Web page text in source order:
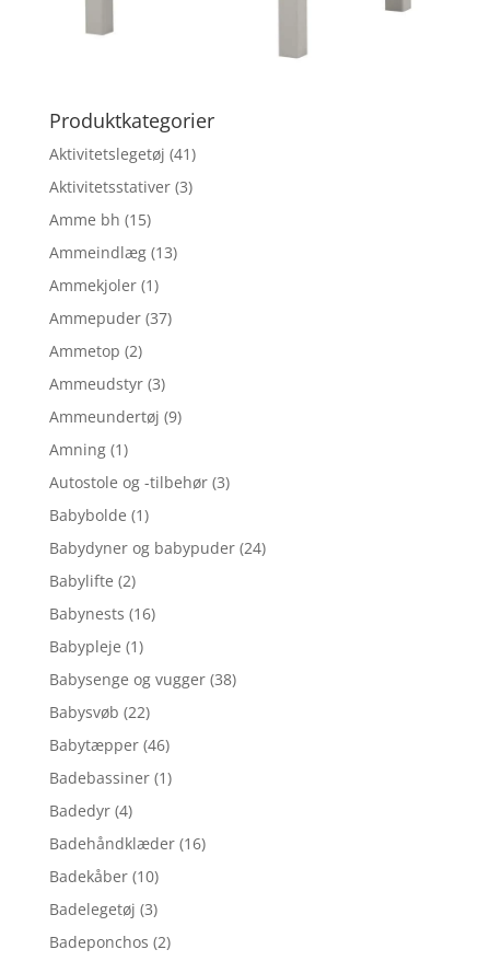
Produktkategorier
Aktivitetslegetøj (41)
Aktivitetsstativer (3)
Amme bh (15)
Ammeindlæg (13)
Ammekjoler (1)
Ammepuder (37)
Ammetop (2)
Ammeudstyr (3)
Ammeundertøj (9)
Amning (1)
Autostole og -tilbehør (3)
Babybolde (1)
Babydyner og babypuder (24)
Babylifte (2)
Babynests (16)
Babypleje (1)
Babysenge og vugger (38)
Babysvøb (22)
Babytæpper (46)
Badebassiner (1)
Badedyr (4)
Badehåndklæder (16)
Badekåber (10)
Badelegetøj (3)
Badeponchos (2)